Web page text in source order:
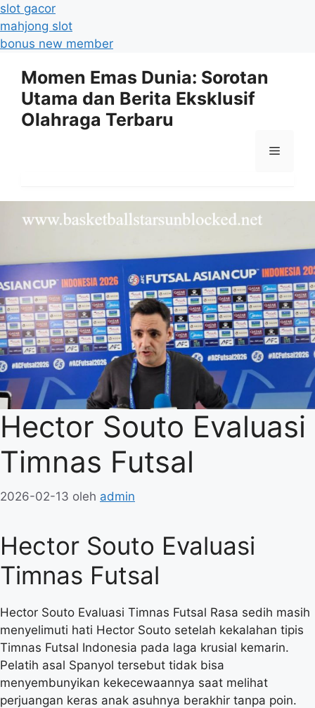
slot gacor
mahjong slot
bonus new member
Momen Emas Dunia: Sorotan
Utama dan Berita Eksklusif
Olahraga Terbaru
Menu
Hector Souto Evaluasi
Timnas Futsal
2026-02-13 oleh admin
Hector Souto Evaluasi
Timnas Futsal
Hector Souto Evaluasi Timnas Futsal Rasa sedih masih
menyelimuti hati Hector Souto setelah kekalahan tipis
Timnas Futsal Indonesia pada laga krusial kemarin.
Pelatih asal Spanyol tersebut tidak bisa
menyembunyikan kekecewaannya saat melihat
perjuangan keras anak asuhnya berakhir tanpa poin.